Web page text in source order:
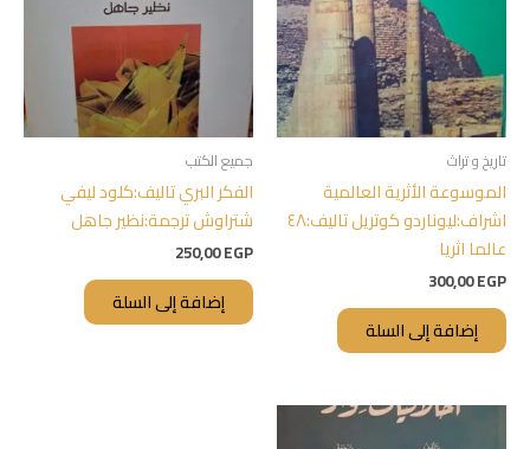
تاريخ و تراث
الموسوعة الأثرية العالمية
اشراف:ليوناردو كوتريل تاليف:٤٨
عالما اثريا
300,00EGP
إضافة إلى السلة
جميع الكتب
الفكر البري تاليف:كلود ليفي
شتراوش ترجمة:نظير جاهل
250,00EGP
إضافة إلى السلة